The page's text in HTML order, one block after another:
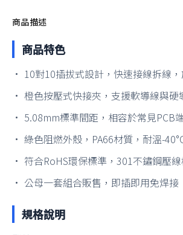
商品描述
商品特色
• 10對10插拔式設計，快速接線拆線
• 橙色按壓式快接夾，支援軟導線與硬
• 5.08mm標準間距，相容於常見PCB
• 綠色阻燃外殼，PA66材質，耐溫-
• 符合RoHS環保標準，301不鏽鋼壓
• 公母一套組合販售，即插即用免焊接
規格說明